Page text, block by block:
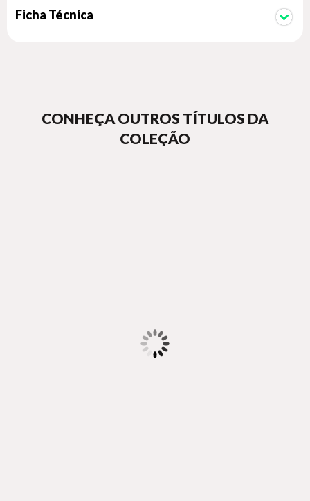
Ficha Técnica
CONHEÇA OUTROS TÍTULOS DA
COLEÇÃO